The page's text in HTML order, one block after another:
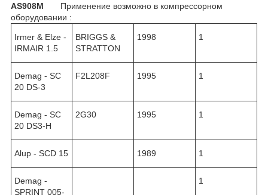
AS908M Применение возможно в компрессорном
оборудовании :
Irmer & Elze -
IRMAIR 1.5
BRIGGS &
STRATTON
1998 1
Demag - SC
20 DS-3
F2L208F 1995 1
Demag - SC
20 DS3-H
2G30 1995 1
Alup - SCD 15 1989 1
Demag -
SPRINT 005-
1